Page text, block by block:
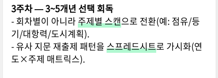
3주차 — 3~5개년 선택 회독
- 회차별이 아니라주제별 스캔으로 전환(예: 점유/등
기/대항력/도시계획).
- 유사 지문 재출제 패턴을스프레드시트로 가시화(연
도×주제 매트릭스).